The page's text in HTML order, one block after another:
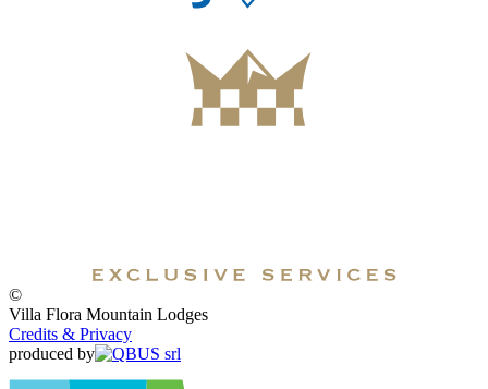
©
Villa Flora Mountain Lodges
Credits & Privacy
produced by